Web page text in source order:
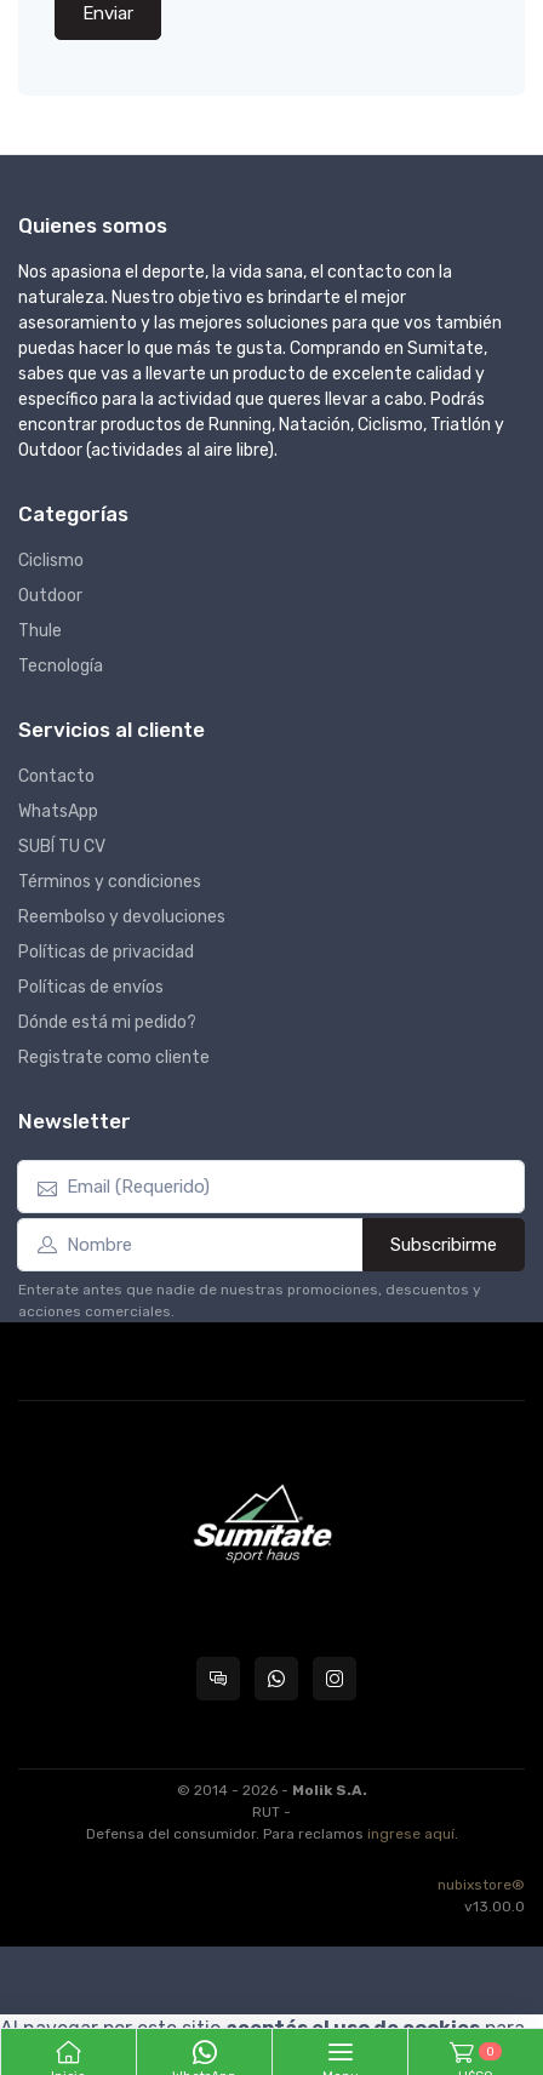
Enviar
Quienes somos
Nos apasiona el deporte, la vida sana, el contacto con la
naturaleza. Nuestro objetivo es brindarte el mejor
asesoramiento y las mejores soluciones para que vos también
puedas hacer lo que más te gusta. Comprando en Sumitate,
sabes que vas a llevarte un producto de excelente calidad y
específico para la actividad que queres llevar a cabo. Podrás
encontrar productos de Running, Natación, Ciclismo, Triatlón y
Outdoor (actividades al aire libre).
Categorías
Ciclismo
Outdoor
Thule
Tecnología
Servicios al cliente
Contacto
WhatsApp
SUBÍ TU CV
Términos y condiciones
Reembolso y devoluciones
Políticas de privacidad
Políticas de envíos
Dónde está mi pedido?
Registrate como cliente
Newsletter
Subscribirme
Enterate antes que nadie de nuestras promociones, descuentos y
acciones comerciales.
© 2014 - 2026 - Molik S.A.
RUT -
Defensa del consumidor. Para reclamos ingrese aquí.
nubixstore®
v13.00.0
0
Al navegar por este sitioaceptás el uso de cookiespara
agilizar tu experiencia de compra.
ENTENDIDO